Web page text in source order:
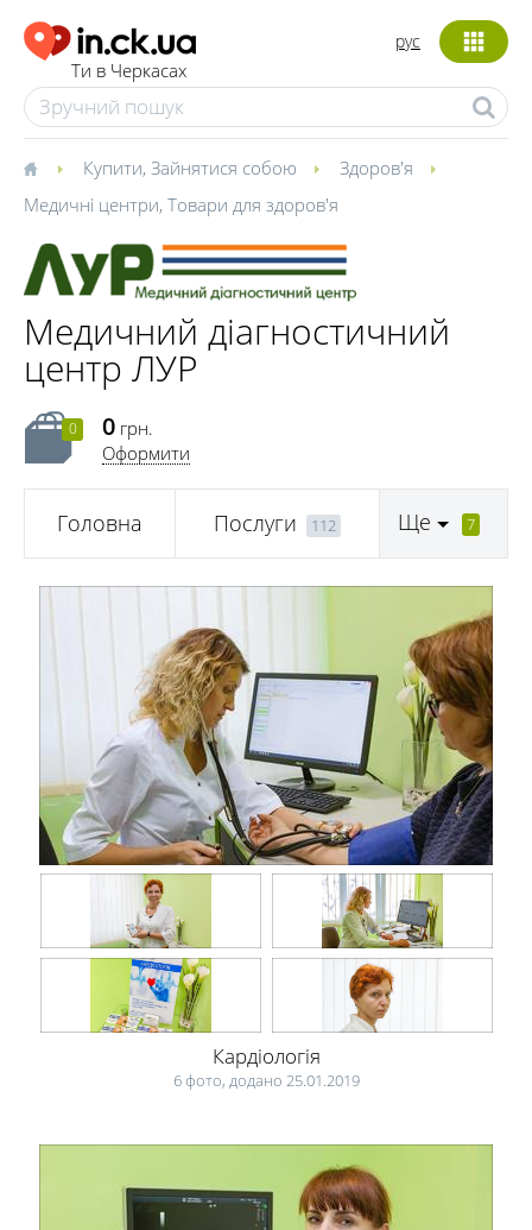
Ти в Черкасах
рус
Купити, Зайнятися собою
Здоров'я
Медичні центри, Товари для здоров'я
Медичний діагностичний
центр ЛУР
0 0 грн.
Оформити
Головна Послуги 112 Ще 7
Кардіологія
6 фото, додано 25.01.2019